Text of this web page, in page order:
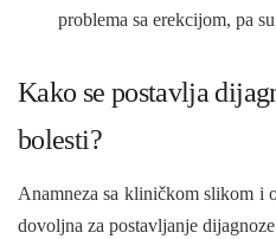
problema sa erekcijom, pa
Kako se postavlja
bolesti?
Anamneza sa kliničkom slikom i
dovoljna za postavljanje